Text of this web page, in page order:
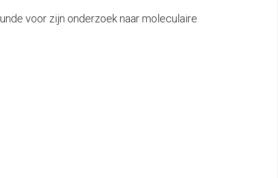
voor zijn onderzoek naar moleculaire